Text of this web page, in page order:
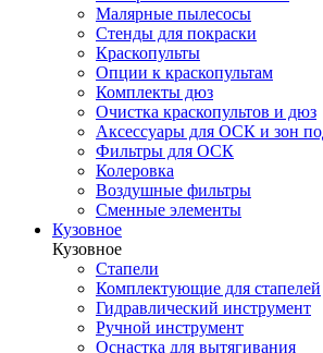
Малярные пылесосы
Стенды для покраски
Краскопульты
Опции к краскопультам
Комплекты дюз
Очистка краскопультов и дюз
Аксессуары для ОСК и зон
Фильтры для ОСК
Колеровка
Воздушные фильтры
Сменные элементы
Кузовное
Кузовное
Стапели
Комплектующие для стапелей
Гидравлический инструмент
Ручной инструмент
Оснастка для вытягивания